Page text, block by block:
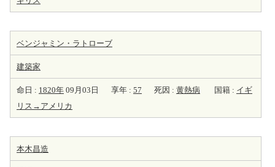
ベンジャミン・ラトローブ
建築家
命日 : 1820年 09月03日 享年 : 57 死因 : 黄熱病 国籍 : イギ
リス→アメリカ
本木昌造